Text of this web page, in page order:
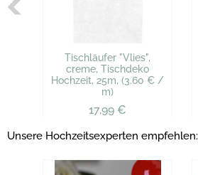
Tischläufer "Vlies",
creme, Tischdeko
Hochzeit, 25m, (3.60 € /
m)
17,99 €
Unsere Hochzeitsexperten empfehlen: